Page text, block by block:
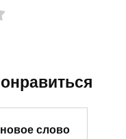
слово